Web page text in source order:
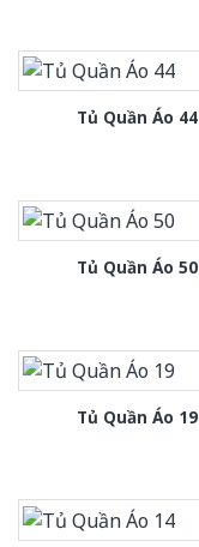
Tủ Quần Áo 44
Tủ Quần Áo 50
Tủ Quần Áo 19